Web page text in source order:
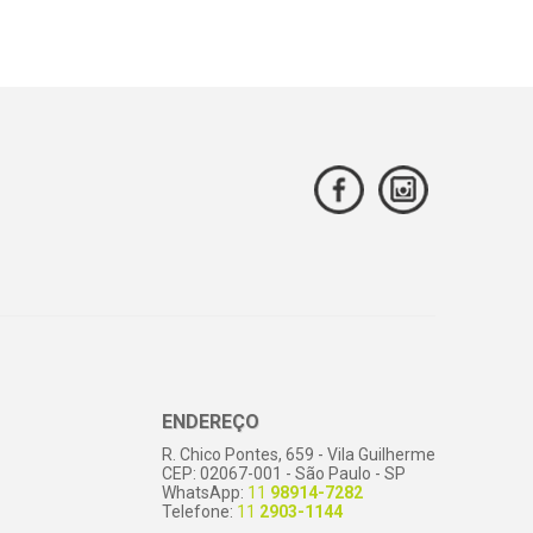
ENDEREÇO
R. Chico Pontes, 659 - Vila Guilherme
CEP: 02067-001 - São Paulo - SP
WhatsApp: 11 98914-7282
Telefone: 11 2903-1144